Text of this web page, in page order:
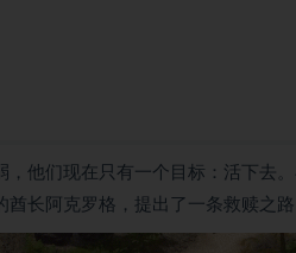
，他们现在只有一个目标：活下去
长阿克罗格，提出了一条救赎之路